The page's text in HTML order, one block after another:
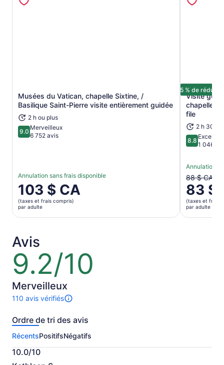
Musées du Vatican, chapelle Sixtine, /
Basilique Saint-Pierre visite entièrement guidée
2 h ou plus
9.09.0 sur 10
Merveilleux
6 752 avis
Annulation sans frais disponible
Le
prix
est
de 103 $ CA.
adulte
103 $ CA
(taxes et frais compris)
par adulte
S’ouvre dans un nouvel onglet
5 % de
Visite
chapelle
file
2 h 30
8.88.8 sur 10
Excellent
1 046
Annulation
Le
prix
antérieur
était
de
88 $ CA
83 $
(taxes et frais
par adulte
Avis
9.2/10
9.2
sur
10
Merveilleux
110 avis vérifiés
Il
a
sur
cette
activité.
Ordre de tri des avis
RécentsPositifsNégatifs
10.0/10
10.0